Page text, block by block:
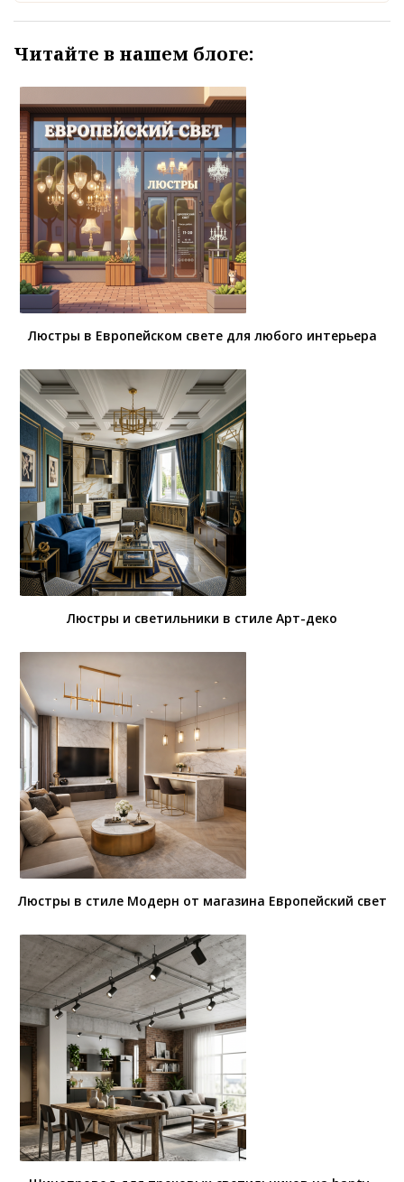
Читайте в нашем блоге:
Люстры в Европейском свете для любого интерьера
Люстры и светильники в стиле Арт-деко
Люстры в стиле Модерн от магазина Европейский свет